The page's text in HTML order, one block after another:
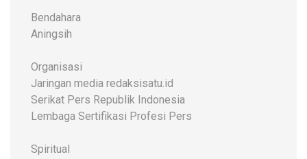
Bendahara
Aningsih
Organisasi
Jaringan media redaksisatu.id
Serikat Pers Republik Indonesia
Lembaga Sertifikasi Profesi Pers
Spiritual